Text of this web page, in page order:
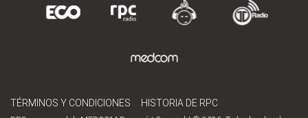
TÉRMINOS Y CONDICIONES HISTORIA DE RPC